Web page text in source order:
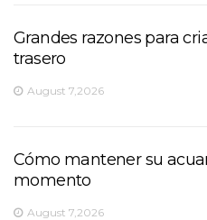
Grandes razones para
trasero
August 7,2026
Cómo mantener su
momento
August 7,2026